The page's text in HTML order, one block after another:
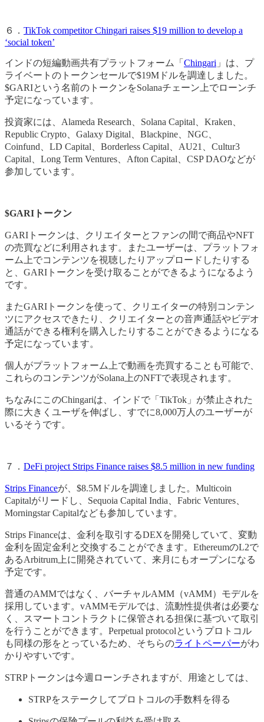
６． TikTok competitor Chingari raises $19 million to develop a
‘social token’
インドの短編動画共有プラットフォーム「 Chingari 」は、プ
ライベートのトークンセールで$19Mドルを調達しました。
$GARIという名前のトークンをSolanaチェーン上でローンチ
予定になっています。
投資家には、Alameda Research、Solana Capital、Kraken、
Republic Crypto、Galaxy Digital、Blackpine、NGC、
Coinfund、LD Capital、Borderless Capital、AU21、Cultur3
Capital、Long Term Ventures、Afton Capital、CSP DAOなどが
参加しています。
$GARIトークン
GARIトークンは、クリエイターとファンの間で商品やNFT
の売買などに利用されます。またユーザーは、プラットフォ
ーム上でコンテンツを視聴したりアップロードしたりする
と、GARIトークンを受け取ることができるようになるよう
です。
またGARIトークンを使って、クリエイターの特別コンテン
ツにアクセスできたり、クリエイターとの音声通話やビデオ
通話ができる権利を購入したりすることができるようになる
予定になっています。
個人がプラットフォーム上で動画を売買することも可能で、
これらのコンテンツがSolana上のNFTで表現されます。
ちなみにこのChingariは、インドで「TikTok」が禁止された
際に大きくユーザを伸ばし、すでに8,000万人のユーザーが
いるそうです。
７． DeFi project Strips Finance raises $8.5 million in new funding
Strips Financeが、$8.5Mドルを調達しました。Multicoin
Capitalがリードし、Sequoia Capital India、Fabric Ventures、
Morningstar Capitalなども参加しています。
Strips Financeは、金利を取引するDEXを開発していて、変動
金利を固定金利と交換することができます。EthereumのL2で
あるArbitrum上に開発されていて、来月にもオープンになる
予定です。
普通のAMMではなく、バーチャルAMM（vAMM）モデルを
採用しています。vAMMモデルでは、流動性提供者は必要な
く、スマートコントラクトに保管される担保に基づいて取引
を行うことができます。Perpetual protocolというプロトコル
も同様の形をとっているため、そちらのライトペーパーがわ
かりやすいです。
STRPトークンは今週ローンチされますが、用途としては、
STRPをステークしてプロトコルの手数料を得る